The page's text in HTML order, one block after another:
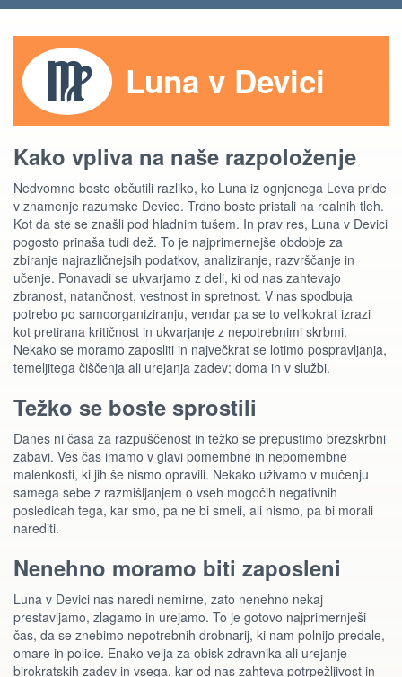
Luna v Devici
Kako vpliva na naše razpoloženje
Nedvomno boste občutili razliko, ko Luna iz ognjenega Leva pride
v znamenje razumske Device. Trdno boste pristali na realnih tleh.
Kot da ste se znašli pod hladnim tušem. In prav res, Luna v Devici
pogosto prinaša tudi dež. To je najprimernejše obdobje za
zbiranje najrazličnejsih podatkov, analiziranje, razvrščanje in
učenje. Ponavadi se ukvarjamo z deli, ki od nas zahtevajo
zbranost, natančnost, vestnost in spretnost. V nas spodbuja
potrebo po samoorganiziranju, vendar pa se to velikokrat izrazi
kot pretirana kritičnost in ukvarjanje z nepotrebnimi skrbmi.
Nekako se moramo zaposliti in največkrat se lotimo pospravljanja,
temeljitega čiščenja ali urejanja zadev; doma in v službi.
Težko se boste sprostili
Danes ni časa za razpuščenost in težko se prepustimo brezskrbni
zabavi. Ves čas imamo v glavi pomembne in nepomembne
malenkosti, ki jih še nismo opravili. Nekako uživamo v mučenju
samega sebe z razmišljanjem o vseh mogočih negativnih
posledicah tega, kar smo, pa ne bi smeli, ali nismo, pa bi morali
narediti.
Nenehno moramo biti zaposleni
Luna v Devici nas naredi nemirne, zato nenehno nekaj
prestavljamo, zlagamo in urejamo. To je gotovo najprimernješi
čas, da se znebimo nepotrebnih drobnarij, ki nam polnijo predale,
omare in police. Enako velja za obisk zdravnika ali urejanje
birokratskih zadev in vsega, kar od nas zahteva potrpežljivost in